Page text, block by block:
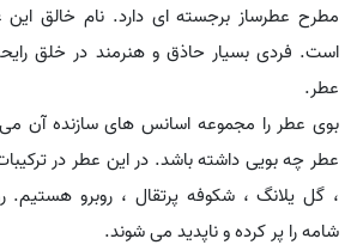
مطرح عطرساز برجسته ای دارد. نام خالق
است. فردی بسیار حاذق و هنرمند در خلق
عطر.
بوی عطر را مجموعه اسانس های سازنده آن می
عطر چه بویی داشته باشد. در این عطر در
، گل یلانگ ، شکوفه پرتقال ، روبرو هستیم.
شامه را پر کرده و ناپدید می شوند.